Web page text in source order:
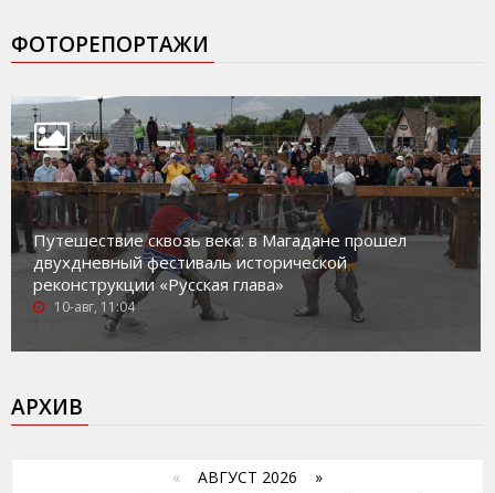
ФОТОРЕПОРТАЖИ
Путешествие сквозь века: в Магадане прошел
двухдневный фестиваль исторической
реконструкции «Русская глава»
10-авг, 11:04
АРХИВ
« АВГУСТ 2026 »